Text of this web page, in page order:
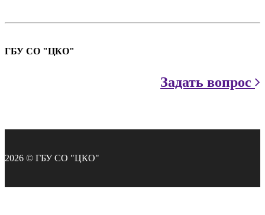
ГБУ СО "ЦКО"
Задать вопрос
2026 © ГБУ СО "ЦКО"